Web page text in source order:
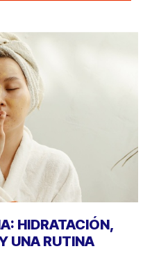
HIDRATACIÓN,
UNA RUTINA